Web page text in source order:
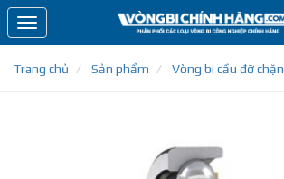
Toggle
navigation
Trang chủ
Sản phẩm Vòng bi cầu đỡ chặn